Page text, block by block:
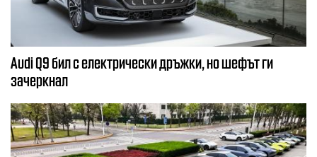
Audi Q9 бил с електрически дръжки, но шефът ги
зачеркнал